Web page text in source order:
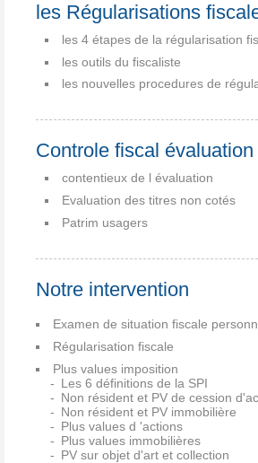
les Régularisations
les 4 étapes de la régularisation
les outils du fiscaliste
les nouvelles procedures de
Controle fiscal évaluation
contentieux de l évaluation
Evaluation des titres non cotés
Patrim usagers
Notre intervention
Examen de situation fiscale
Régularisation fiscale
Plus values imposition
Les 6 définitions de la SPI
Non résident et PV de cession
Non résident et PV immobilière
Plus values d 'actions
Plus values immobilières
PV sur objet d'art et collection